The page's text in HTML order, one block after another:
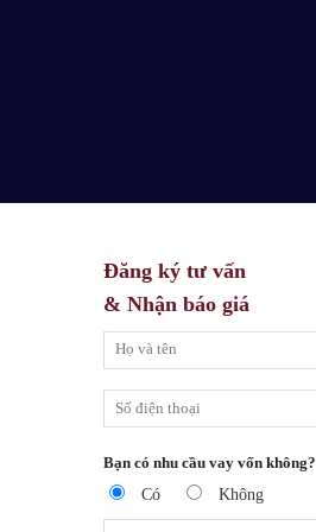
Đăng ký tư vấn
& Nhận báo giá
Bạn có nhu cầu vay vốn không?
Có Không